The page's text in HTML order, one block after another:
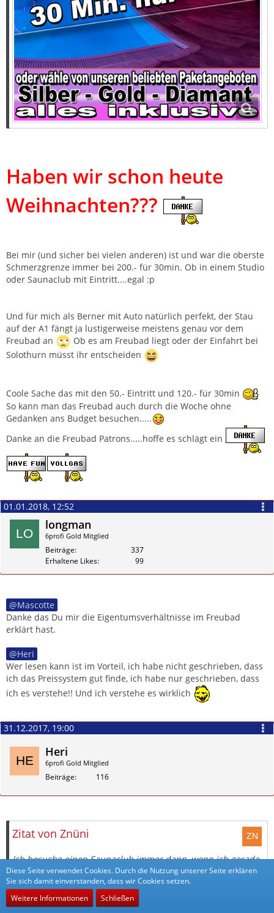
Haben wir schon heute
Weihnachten???
Bei mir (und sicher bei vielen anderen) ist und war die oberste
Schmerzgrenze immer bei 200.- für 30min. Ob in einem Studio
oder Saunaclub mit Eintritt....egal :p
Und für mich als Berner mit Auto natürlich perfekt, der Stau
auf der A1 fängt ja lustigerweise meistens genau vor dem
Freubad an
Ob es am Freubad liegt oder der Einfahrt bei
Solothurn müsst ihr entscheiden
Coole Sache das mit den 50.- Eintritt und 120.- für 30min
So kann man das Freubad auch durch die Woche ohne
Gedanken ans Budget besuchen.....
Danke an die Freubad Patrons.....hoffe es schlägt ein
01.01.2018, 12:52
longman
6profi Gold Mitglied
Beiträge
337
Erhaltene Likes
99
Mascotte
Danke das Du mir die Eigentumsverhältnisse im Freubad
erklärt hast.
Heri
Wer lesen kann ist im Vorteil, ich habe nicht geschrieben, dass
ich das Preissystem gut finde, ich habe nur geschrieben, dass
ich es verstehe!! Und ich verstehe es wirklich
31.12.2017, 19:00
Heri
6profi Gold Mitglied
Beiträge 116
Zitat von Znüni
Ich besuche einen Saunaclub immer dann, wenn ich gerade
Lust dazu habe und im Hinterkopf habe ich exakt 2 Preise
gespeichert, was mich der Eintritt kostet und was der 30
Min. Vollservice kostet, aus Ende.
Zitieren
Diese Seite verwendet Cookies. Durch die Nutzung unserer Seite erklären
Sie sich damit einverstanden, dass wir Cookies setzen.
Weitere Informationen
Schließen